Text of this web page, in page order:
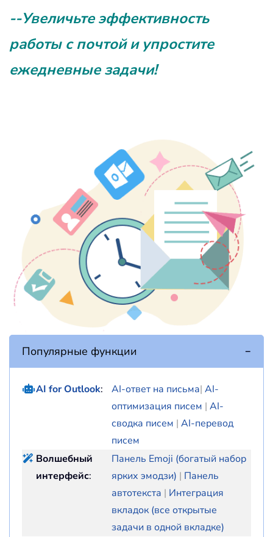
--Увеличьте эффективность
работы с почтой и упростите
ежедневные задачи!
Популярные функции
AI for Outlook: AI-ответ на письма| AI-
оптимизация писем | AI-
сводка писем | AI-перевод
писем
Волшебный
интерфейс:
Панель Emoji (богатый набор
ярких эмодзи) | Панель
автотекста | Интеграция
вкладок (все открытые
задачи в одной вкладке)